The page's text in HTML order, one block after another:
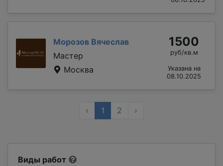
Морозов Вячеслав
Мастер
Москва
1500
руб/кв.м
Указана на
08.10.2025
‹ 1 2 ›
Виды работ